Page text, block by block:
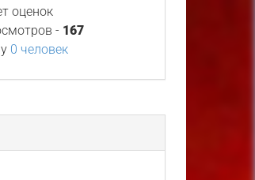
оценок
- 167
0 человек